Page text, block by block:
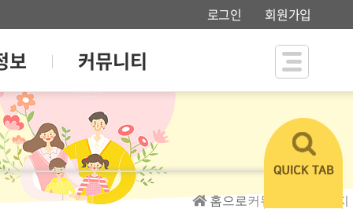
로그인 회원가입
보 커뮤니티
홈으로커뮤니티 > 소식지